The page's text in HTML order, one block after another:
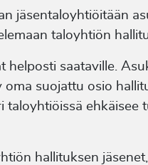
jäsentaloyhtiöitään
taloyhtiön
helposti saataville.
suojattu osio
hallituksen